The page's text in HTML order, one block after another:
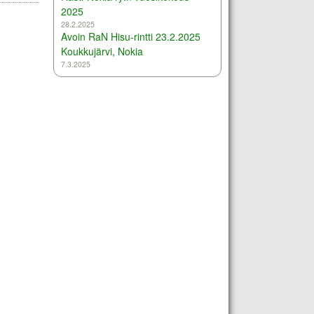
2025
28.2.2025
Avoin RaN Hisu-rintti 23.2.2025
Koukkujärvi, Nokia
7.3.2025